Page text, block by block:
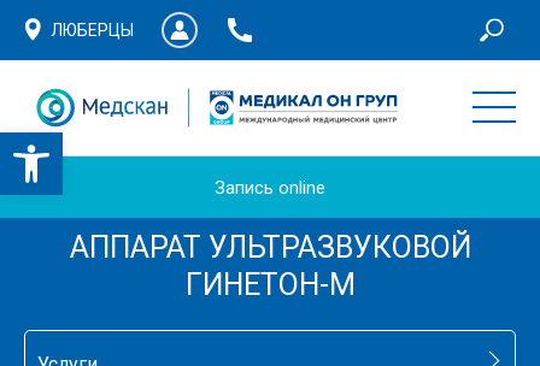
ЛЮБЕРЦЫ
Запись online
АППАРАТ УЛЬТРАЗВУКОВОЙ
ГИНЕТОН-М